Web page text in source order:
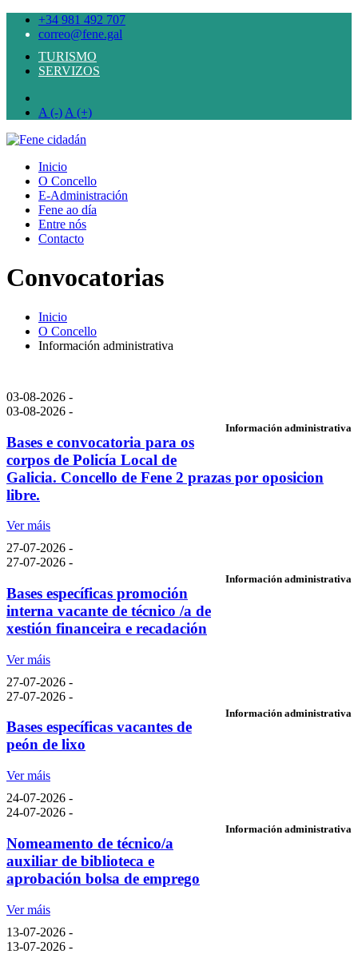
+34 981 492 707
correo@fene.gal
TURISMO
SERVIZOS
A (-) A (+)
Inicio
O Concello
E-Administración
Fene ao día
Entre nós
Contacto
Convocatorias
Inicio
O Concello
Información administrativa
03-08-2026 -
03-08-2026 -
Información administrativa
Bases e convocatoria para os
corpos de Policía Local de
Galicia. Concello de Fene 2 prazas por oposicion
libre.
Ver máis
27-07-2026 -
27-07-2026 -
Información administrativa
Bases específicas promoción
interna vacante de técnico /a de
xestión financeira e recadación
Ver máis
27-07-2026 -
27-07-2026 -
Información administrativa
Bases específicas vacantes de
peón de lixo
Ver máis
24-07-2026 -
24-07-2026 -
Información administrativa
Nomeamento de técnico/a
auxiliar de biblioteca e
aprobación bolsa de emprego
Ver máis
13-07-2026 -
13-07-2026 -